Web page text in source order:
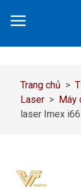
đến
dung
Trang chủ >
Laser > Máy
laser Imex